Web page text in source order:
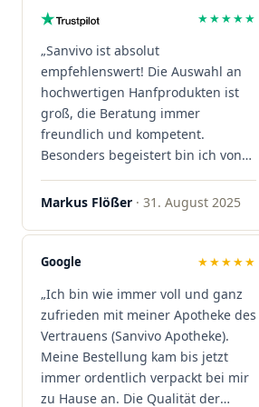
★★★★★
„Sanvivo ist absolut
empfehlenswert! Die Auswahl an
hochwertigen Hanfprodukten ist
groß, die Beratung immer
freundlich und kompetent.
Besonders begeistert bin ich von
der schnellen Rezeptannahme –
alles läuft unkompliziert und
sind extrem zügig, was mir jedes
Mal viel Zeit spart. Man merkt,
Kundenzufriedenheit an erster
Stelle stehen. Vielen Dank an das
Team von Sanvivo – ich bin
rundum begeistert!"
Markus Flößer · 31. August 2025
Google ★★★★★
„Ich bin wie immer voll und ganz
zufrieden mit meiner Apotheke des
Vertrauens (Sanvivo Apotheke).
Meine Bestellung kam bis jetzt
immer ordentlich verpackt bei mir
zu Hause an. Die Qualität der